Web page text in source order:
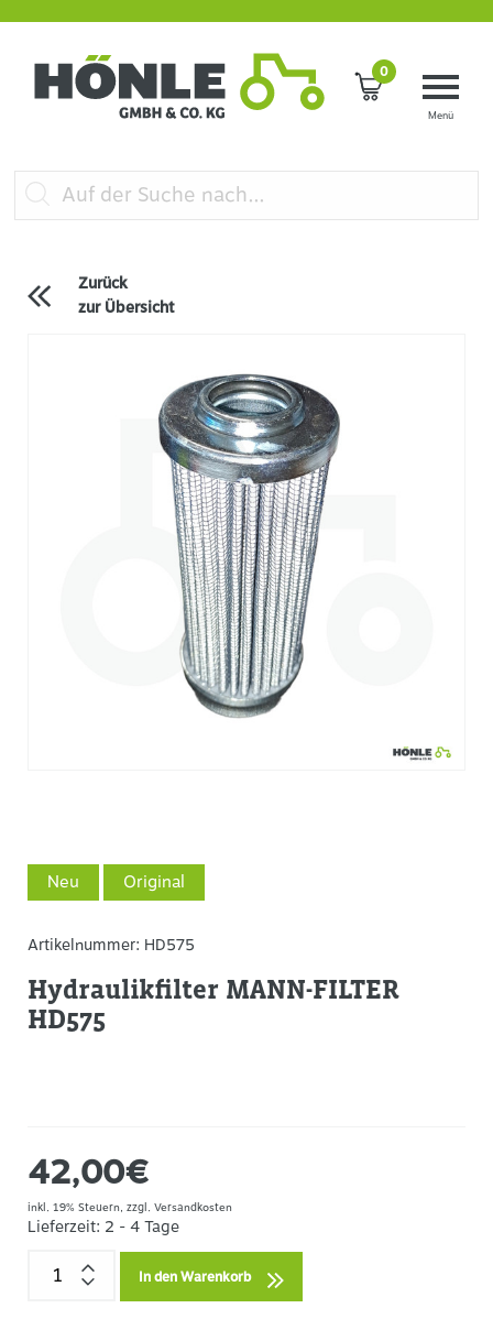
0
Zurück
zur Übersicht
Neu Original
Artikelnummer: HD575
Hydraulikfilter MANN-FILTER
HD575
42,00€
inkl. 19% Steuern, zzgl.Versandkosten
Lieferzeit: 2 - 4 Tage